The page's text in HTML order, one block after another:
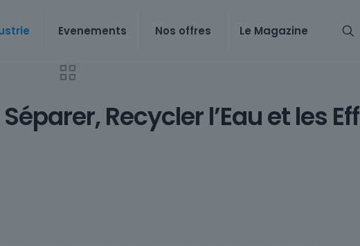
Evenements Nos offres Le Magazine
Séparer, Recycler l’Eau et les